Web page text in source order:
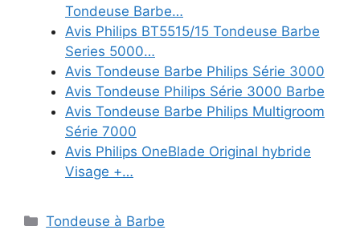
Tondeuse Barbe…
Avis Philips BT5515/15 Tondeuse Barbe
Series 5000…
Avis Tondeuse Barbe Philips Série 3000
Avis Tondeuse Philips Série 3000 Barbe
Avis Tondeuse Barbe Philips Multigroom
Série 7000
Avis Philips OneBlade Original hybride
Visage +…
Catégories
Tondeuse à Barbe